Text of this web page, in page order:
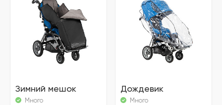
Зимний мешок
Много
Дождевик
Много